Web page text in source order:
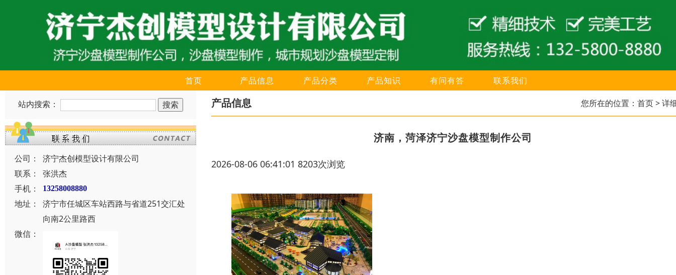
首页 产品信息 产品分类 产品知识 有问有答 联系我们
站内搜索：
公司：
济宁杰创模型设计有限公司
联系：
张洪杰
手机：
13258008880
地址：
济宁市任城区车站西路与省道251交汇处
向南2公里路西
微信：
产品信息 您所在的位置： 首页> 详
济南，菏泽济宁沙盘模型制作公司
2026-08-06 06:41:01 8203次浏览